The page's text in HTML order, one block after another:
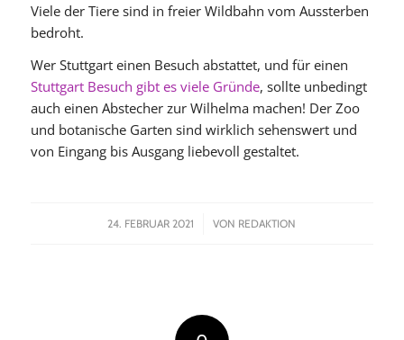
Viele der Tiere sind in freier Wildbahn vom Aussterben
bedroht.
Wer Stuttgart einen Besuch abstattet, und für einen
Stuttgart Besuch gibt es viele Gründe, sollte unbedingt
auch einen Abstecher zur Wilhelma machen! Der Zoo
und botanische Garten sind wirklich sehenswert und
von Eingang bis Ausgang liebevoll gestaltet.
24. FEBRUAR 2021
/ VON REDAKTION